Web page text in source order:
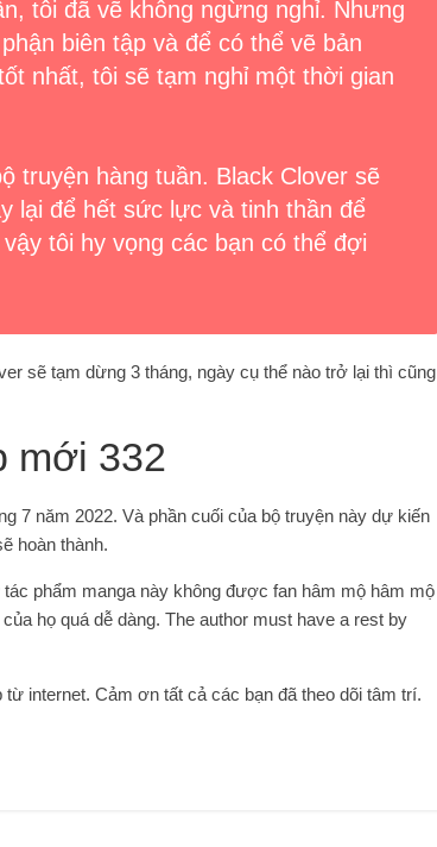
tôi đã vẽ không ngừng nghỉ. Nhưng
biên tập và để có thể vẽ bản
nhất, tôi sẽ tạm nghỉ một thời gian
truyện hàng tuần. Black Clover sẽ
lại để hết sức lực và tinh thần để
tôi hy vọng các bạn có thể đợi
sẽ tạm dừng 3 tháng, ngày cụ thể nào trở lại thì cũng
mới 332
7 năm 2022. Và phần cuối của bộ truyện này dự kiến
hoàn thành.
phẩm manga này không được fan hâm mộ hâm mộ
họ quá dễ dàng. The author must have a rest by
internet. Cảm ơn tất cả các bạn đã theo dõi tâm trí.